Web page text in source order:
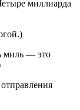
миллиарда
миль — это